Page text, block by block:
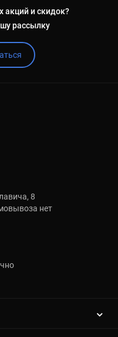
акций и скидок?
рассылку
8
нет